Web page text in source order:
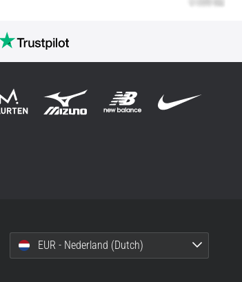
EUR - Nederland (Dutch)